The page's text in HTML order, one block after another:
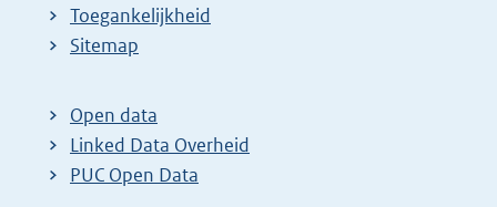
Toegankelijkheid
Sitemap
Open data
Linked Data Overheid
PUC Open Data